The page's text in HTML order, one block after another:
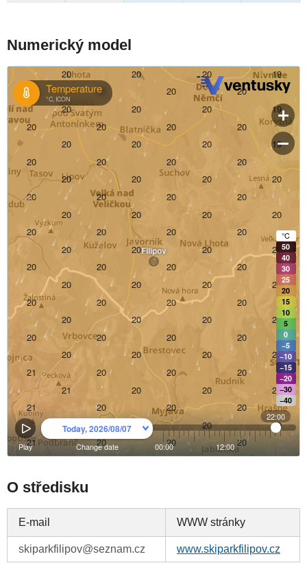
Numerický model
O středisku
E-mail WWW stránky
skiparkfilipov@seznam.cz www.skiparkfilipov.cz